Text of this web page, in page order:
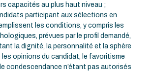
capacités au plus haut niveau ;
participant aux sélections en
les conditions, y compris les
prévues par le profil demandé,
la dignité, la personnalité et la sphère
les opinions du candidat, le favoritisme
condescendance n’étant pas autorisés